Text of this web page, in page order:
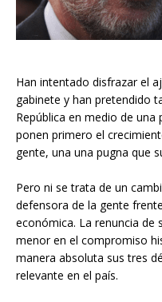
Han intentado disfrazar el
gabinete y han pretendido
República en medio de una
ponen primero el
gente, una una pugna que
Pero ni se trata de un
defensora de la gente
económica. La renuncia de
menor en el compromiso
manera absoluta sus tres
relevante en el país.